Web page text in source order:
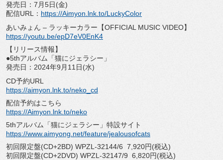
発売日：7月5日(金)
配信URL： https://Aimyon.lnk.to/LuckyColor
あいみょん – ラッキーカラー【OFFICIAL MUSIC VIDEO】
https://youtu.be/epD7eV0EnK4
【リリース情報】
●5thアルバム「猫にジェラシー」
発売日：2024年9月11日(水)
CD予約URL
https://aimyon.lnk.to/neko_cd
配信予約はこちら
https://Aimyon.lnk.to/neko
5thアルバム「猫にジェラシー」特設サイト
https://www.aimyong.net/feature/jealousofcats
初回限定盤(CD+2BD) WPZL-32144/6 7,920円(税込)
初回限定盤(CD+2DVD) WPZL-32147/9 6,820円(税込)